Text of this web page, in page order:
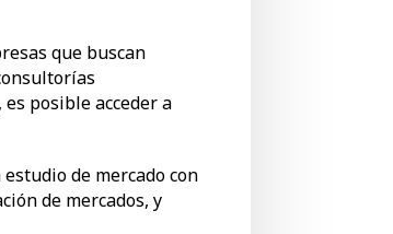
que buscan
posible acceder a
de mercado con
de mercados, y